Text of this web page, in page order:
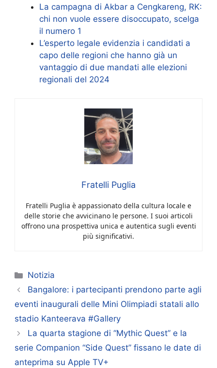
La campagna di Akbar a Cengkareng, RK:
chi non vuole essere disoccupato, scelga
il numero 1
L’esperto legale evidenzia i candidati a
capo delle regioni che hanno già un
vantaggio di due mandati alle elezioni
regionali del 2024
Fratelli Puglia
Fratelli Puglia è appassionato della cultura locale e
delle storie che avvicinano le persone. I suoi articoli
offrono una prospettiva unica e autentica sugli eventi
più significativi.
Categorie
Notizia
Bangalore: i partecipanti prendono parte agli
eventi inaugurali delle Mini Olimpiadi statali allo
stadio Kanteerava #Gallery
La quarta stagione di “Mythic Quest” e la
serie Companion “Side Quest” fissano le date di
anteprima su Apple TV+